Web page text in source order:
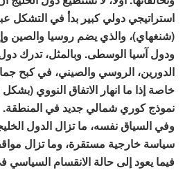
استراتيجي دولي كبير بدأ في التشكل
(شنغهاي)، والذي يضم روسيا والصين
ودول آسيا الوسطى. وبالمثل، تدرك دول
الدورين، الروسي والصيني، في كبح
خاصة إذا ما انهار الاتفاق النووي
نموذج كوري شمالي جديد في المنطقة.
وفي السياق نفسه، ما تزال الدول
سياسة خارجية مستقرة، وما تزال
فيما يعود إلى حالة الانقسام